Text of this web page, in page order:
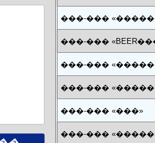
���-���
���-���
���-���
���-���
���-��� «���»
���-���